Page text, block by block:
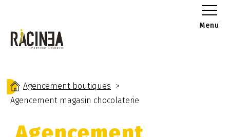
Agencement boutiques
Agencement magasin chocolaterie
Menu